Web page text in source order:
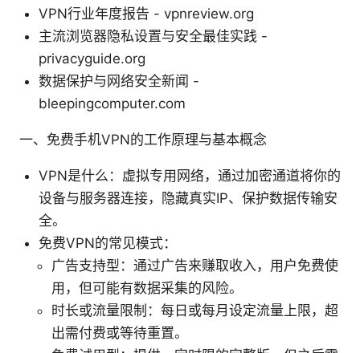
VPN行业年度报告 - vpnreview.org
主流浏览器隐私设置与安全最佳实践 -
privacyguide.org
数据保护与网络安全新闻 -
bleepingcomputer.com
一、免费手机VPN的工作原理与基本概念
VPN是什么：虚拟专用网络，通过加密通道将你的
设备与服务器连接，隐藏真实IP、保护数据传输安
全。
免费VPN的常见模式：
广告支持型：通过广告来赚取收入，用户免费使
用，但可能有数据采集的风险。
时长或流量限制：每日或每月设定流量上限，超
出需付费或等待重置。